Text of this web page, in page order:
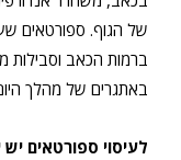
של הגוף. ספורטאים
ברמות הכאב
באתגרים של מהלך
לעיסוי ספורטאים